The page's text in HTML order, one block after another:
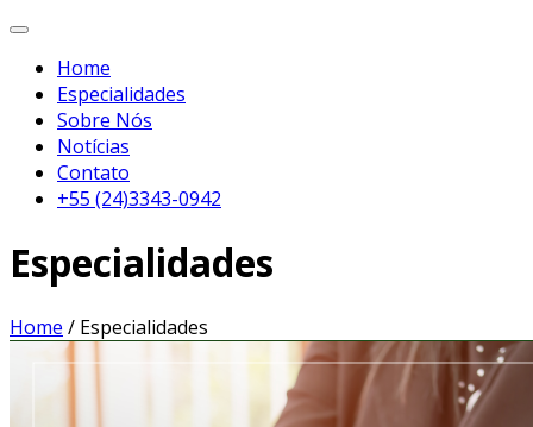
Home
Especialidades
Sobre Nós
Notícias
Contato
+55 (24)3343-0942
Especialidades
Home / Especialidades